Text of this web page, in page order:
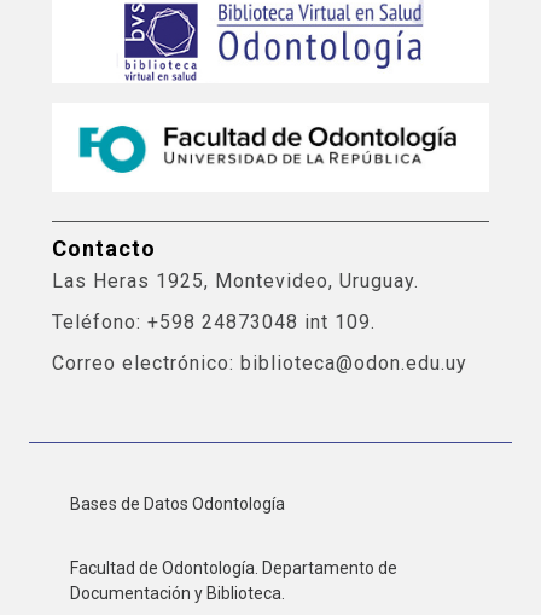
Contacto
Las Heras 1925, Montevideo, Uruguay.
Teléfono: +598 24873048 int 109.
Correo electrónico: biblioteca@odon.edu.uy
Bases de Datos Odontología
Facultad de Odontología. Departamento de
Documentación y Biblioteca.